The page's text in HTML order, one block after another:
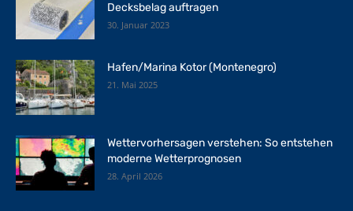
Decksbelag auftragen
30. Januar 2023
Hafen/Marina Kotor (Montenegro)
21. Mai 2025
Wettervorhersagen verstehen: So entstehen
moderne Wetterprognosen
28. April 2026